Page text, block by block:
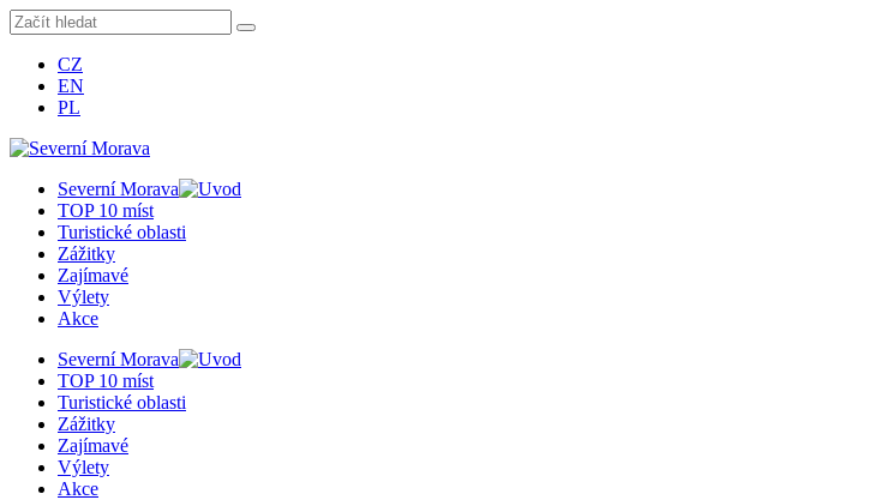
CZ
EN
PL
Severní Morava
TOP 10 míst
Turistické oblasti
Zážitky
Zajímavé
Výlety
Akce
Severní Morava
TOP 10 míst
Turistické oblasti
Zážitky
Zajímavé
Výlety
Akce